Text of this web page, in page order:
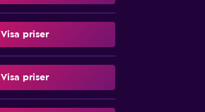
Visa priser
Visa priser